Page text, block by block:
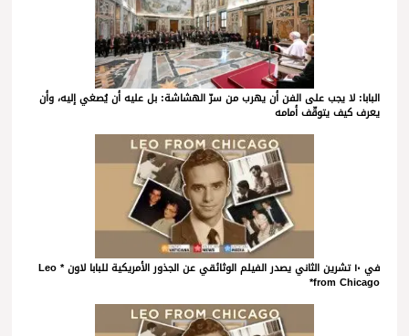
البابا: لا يجب على الفن أن يهرب من سرّ الهشاشة: بل عليه أن يُصغي إليه، وأن
يعرف كيف يتوقّف أمامه
في ١٠ تشرين الثاني يصدر الفيلم الوثائقي عن الجذور الأمريكية للبابا لاون * Leo
from Chicago*